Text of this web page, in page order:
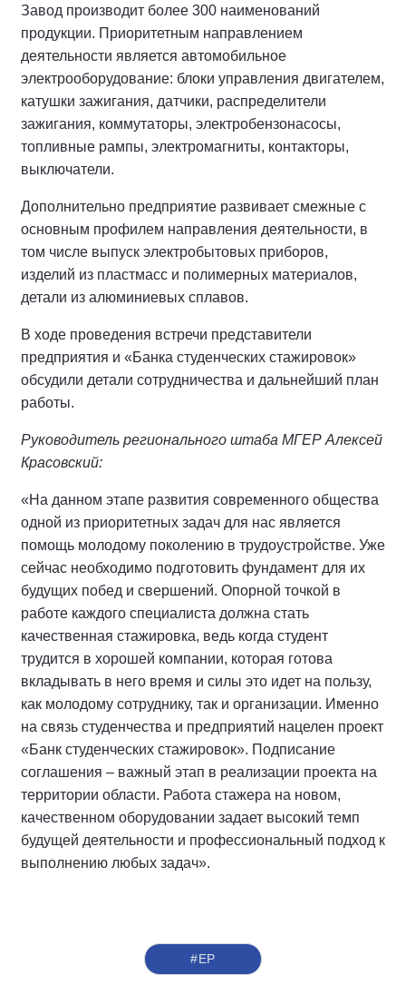
Завод производит более 300 наименований
продукции. Приоритетным направлением
деятельности является автомобильное
электрооборудование: блоки управления двигателем,
катушки зажигания, датчики, распределители
зажигания, коммутаторы, электробензонасосы,
топливные рампы, электромагниты, контакторы,
выключатели.
Дополнительно предприятие развивает смежные с
основным профилем направления деятельности, в
том числе выпуск электробытовых приборов,
изделий из пластмасс и полимерных материалов,
детали из алюминиевых сплавов.
В ходе проведения встречи представители
предприятия и «Банка студенческих стажировок»
обсудили детали сотрудничества и дальнейший план
работы.
Руководитель регионального штаба МГЕР Алексей
Красовский:
«На данном этапе развития современного общества
одной из приоритетных задач для нас является
помощь молодому поколению в трудоустройстве. Уже
сейчас необходимо подготовить фундамент для их
будущих побед и свершений. Опорной точкой в
работе каждого специалиста должна стать
качественная стажировка, ведь когда студент
трудится в хорошей компании, которая готова
вкладывать в него время и силы это идет на пользу,
как молодому сотруднику, так и организации. Именно
на связь студенчества и предприятий нацелен проект
«Банк студенческих стажировок». Подписание
соглашения – важный этап в реализации проекта на
территории области. Работа стажера на новом,
качественном оборудовании задает высокий темп
будущей деятельности и профессиональный подход к
выполнению любых задач».
#ЕР